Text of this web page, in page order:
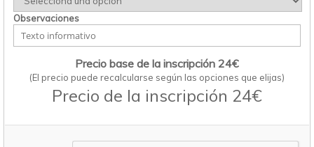
Observaciones
Precio base de la inscripción 24€
(El precio puede recalcularse según las opciones que elijas)
Precio de la inscripción 24€